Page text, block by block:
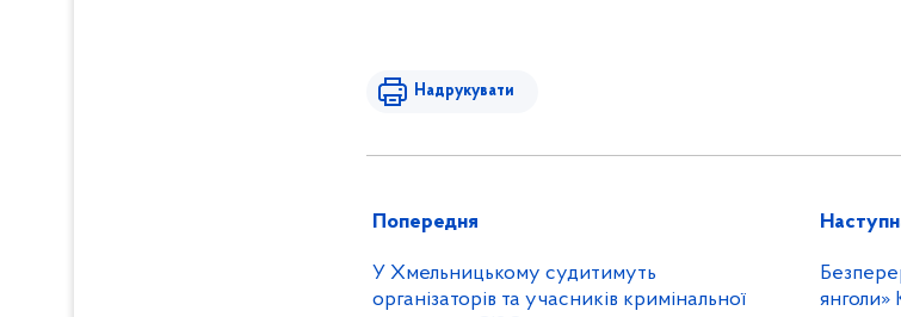
Надрукувати
Попередня
У Хмельницькому судитимуть
організаторів та учасників кримінальної
янголи»